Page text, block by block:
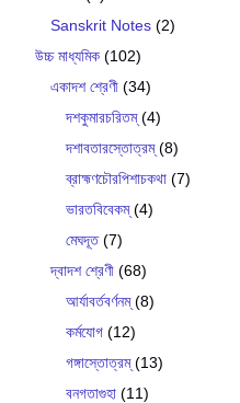
Sanskrit Notes (2)
উচ্চ মাধ্যমিক (102)
একাদশ শ্রেণী (34)
দশকুমারচরিতম্(4)
দশাবতারস্তোত্রম্(8)
ব্রাহ্মণচৌরপিশাচকথা (7)
ভারতবিবেকম্(4)
মেঘদূত(7)
দ্বাদশ শ্রেণী (68)
আর্যাবর্তবর্ণনম্(8)
কর্মযোগ (12)
গঙ্গাস্তোত্রম্(13)
বনগতাগুহা (11)